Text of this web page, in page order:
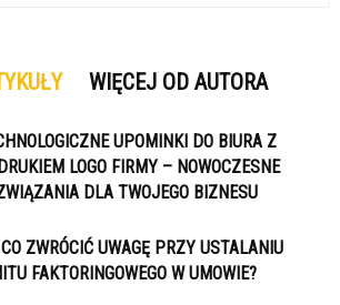
WIĘCEJ OD AUTORA
UPOMINKI DO BIURA Z
LOGO FIRMY – NOWOCZESNE
DLA TWOJEGO BIZNESU
ZWRÓCIĆ UWAGĘ PRZY USTALANIU
FAKTORINGOWEGO W UMOWIE?